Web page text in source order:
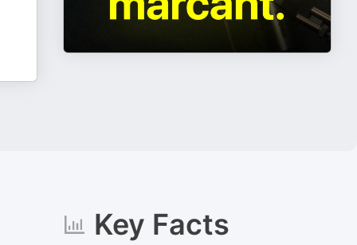
Key Facts